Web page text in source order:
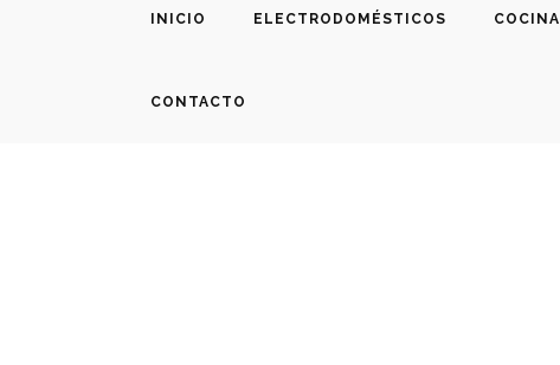
INICIO ELECTRODOMÉSTICOS COCINA
CONTACTO